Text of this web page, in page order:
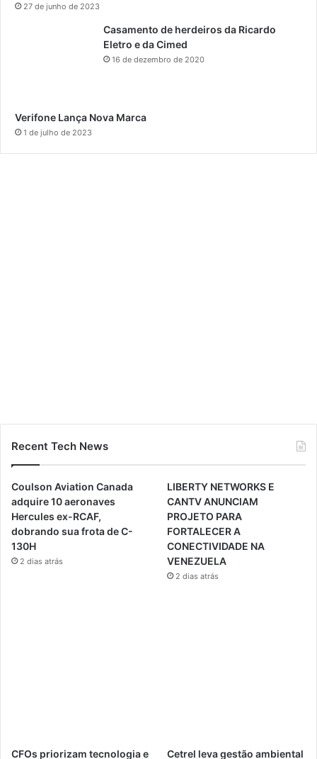
27 de junho de 2023
Casamento de herdeiros da Ricardo
Eletro e da Cimed
16 de dezembro de 2020
Verifone Lança Nova Marca
1 de julho de 2023
Recent Tech News
Coulson Aviation Canada
adquire 10 aeronaves
Hercules ex-RCAF,
dobrando sua frota de C-
130H
2 dias atrás
LIBERTY NETWORKS E
CANTV ANUNCIAM
PROJETO PARA
FORTALECER A
CONECTIVIDADE NA
VENEZUELA
2 dias atrás
CFOs priorizam tecnologia e Cetrel leva gestão ambiental